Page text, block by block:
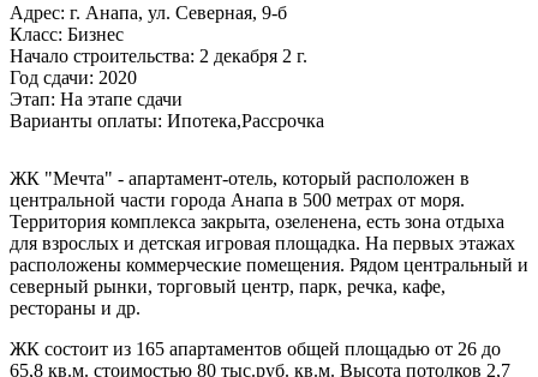
Адрес: г. Анапа, ул. Северная, 9-б
Класс: Бизнес
Начало строительства: 2 декабря 2 г.
Год сдачи: 2020
Этап: На этапе сдачи
Варианты оплаты: Ипотека,Рассрочка
ЖК "Мечта" - апартамент-отель, который расположен в
центральной части города Анапа в 500 метрах от моря.
Территория комплекса закрыта, озеленена, есть зона отдыха
для взрослых и детская игровая площадка. На первых этажах
расположены коммерческие помещения. Рядом центральный и
северный рынки, торговый центр, парк, речка, кафе,
рестораны и др.
ЖК состоит из 165 апартаментов общей площадью от 26 до
65,8 кв.м. стоимостью 80 тыс.руб. кв.м. Высота потолков 2,7